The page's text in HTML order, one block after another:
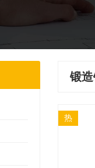
锻
热